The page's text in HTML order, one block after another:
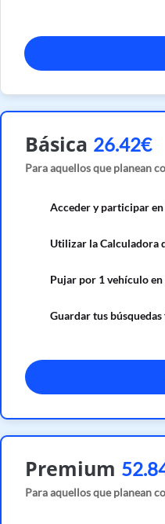
Básica 26.42€
Para aquellos que planean
Acceder y participar en
Utilizar la Calculadora
Pujar por 1 vehículo
Guardar tus
Premium
Para aquellos que planean